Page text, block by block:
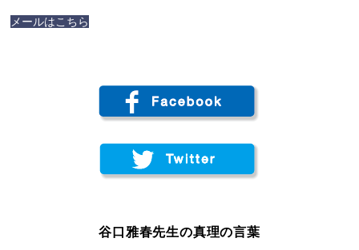
メールはこちら
谷口雅春先生の真理の言葉